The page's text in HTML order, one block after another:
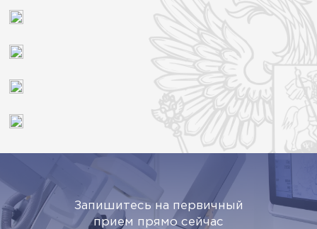
Запишитесь на первичный
прием прямо сейчас